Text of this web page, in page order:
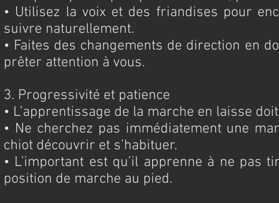
• Utilisez la voix et des friandises pour
suivre naturellement.
• Faites des changements de direction en
prêter attention à vous.
3. Progressivité et patience
• L’apprentissage de la marche en laisse
• Ne cherchez pas immédiatement une
chiot découvrir et s’habituer.
• L’important est qu’il apprenne à ne pas
position de marche au pied.